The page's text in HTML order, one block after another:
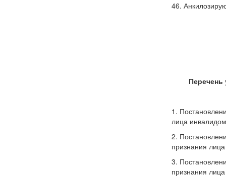
46.
Перечень
1.
лица
2.
признания
3.
признания